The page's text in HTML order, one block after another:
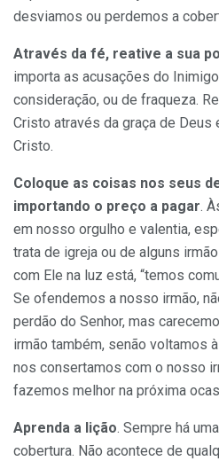
desviamos ou perdemos a
Através da fé, reative a sua
importa as acusações do
consideração, ou de fraqueza.
Cristo através da graça de Deus
Cristo.
Coloque as coisas nos seus
importando o preço a pagar.
em nosso orgulho e valentia,
trata de igreja ou de alguns
com Ele na luz está, “temos
Se ofendemos a nosso irmão,
perdão do Senhor, mas
irmão também, senão voltamos
nos consertamos com o nosso
fazemos melhor na próxima
Aprenda a lição. Sempre há
cobertura. Não acontece de